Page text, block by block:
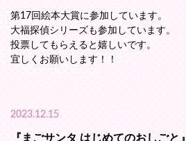
第17回絵本大賞に参加しています。
大福探偵シリーズも参加しています。
投票してもらえると嬉しいです。
宜しくお願いします！！
2023.12.15
『まごサンタ はじめてのおしごと』